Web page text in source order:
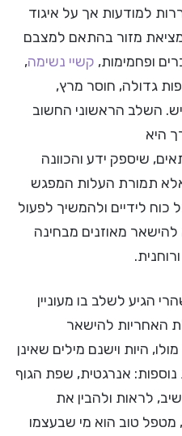
למודעות אך על איגוד
מזור בהתאם למצבם
ופחמימות, קשיי נשימה,
גדולה, חוסר מרץ,
השלב הראשוני החשוב
היא
שיספק ידע והכוונה
תמורת העלות המפגש
לידיים ולהמשיך לפעול
מאוזנים מבחינה
הגיע לשלב בו מעוניין
האחריות להישאר
היות וישנם מילים שאינן
אנרגטית, שפת הגוף
לראות ולהבין את
טוב הוא מי שבעצמו